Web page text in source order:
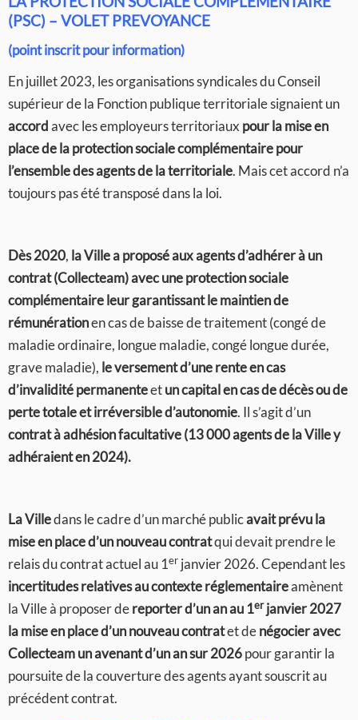
(PSC) – VOLET PREVOYANCE
(point inscrit pour information)
En juillet 2023, les organisations syndicales du Conseil
supérieur de la Fonction publique territoriale signaient un
accordavec les employeurs territoriaux pour la mise en
place de la protection sociale complémentaire pour
l’ensemble des agents de la territoriale. Mais cet accord n’a
toujours pas été transposé dans la loi.
Dès 2020, la Ville a proposé aux agents d’adhérer à un
contrat (Collecteam) avec une protection sociale
complémentaire leur garantissant le maintien de
rémunérationen cas de baisse de traitement (congé de
maladie ordinaire, longue maladie, congé longue durée,
grave maladie), leversement d’une rente en cas
d’invalidité permanenteetuncapital en cas de décès ou de
perte totale et irréversible d’autonomie. Il s’agit d’un
contrat à adhésion facultative (13 000 agents de la Ville y
adhéraient en 2024).
La Villedans le cadre d’un marché publicavait prévu la
mise en place d’un nouveau contratqui devait prendre le
relais du contrat actuel au 1er janvier 2026. Cependant les
incertitudes relatives au contexte réglementaireamènent
la Ville à proposer dereporter d’un an au 1erjanvier 2027
la mise en place d’un nouveau contratet denégocier avec
Collecteam un avenant d’un ansur 2026pour garantir la
poursuite de la couverture des agents ayant souscrit au
précédent contrat.